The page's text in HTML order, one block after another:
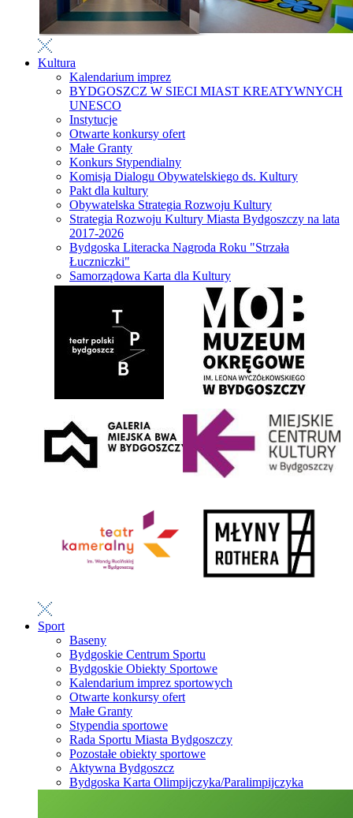
Kultura
Kalendarium imprez
BYDGOSZCZ W SIECI MIAST KREATYWNYCH
UNESCO
Instytucje
Otwarte konkursy ofert
Małe Granty
Konkurs Stypendialny
Komisja Dialogu Obywatelskiego ds. Kultury
Pakt dla kultury
Obywatelska Strategia Rozwoju Kultury
Strategia Rozwoju Kultury Miasta Bydgoszczy na lata
2017-2026
Bydgoska Literacka Nagroda Roku "Strzała
Łuczniczki"
Samorządowa Karta dla Kultury
Sport
Baseny
Bydgoskie Centrum Sportu
Bydgoskie Obiekty Sportowe
Kalendarium imprez sportowych
Otwarte konkursy ofert
Małe Granty
Stypendia sportowe
Rada Sportu Miasta Bydgoszczy
Pozostałe obiekty sportowe
Aktywna Bydgoszcz
Bydgoska Karta Olimpijczyka/Paralimpijczyka